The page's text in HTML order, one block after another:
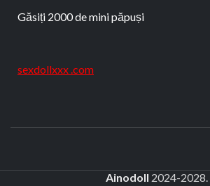
Găsiți 2000 de mini păpuși
sexdollxxx .com
Ainodoll 2024-2028.